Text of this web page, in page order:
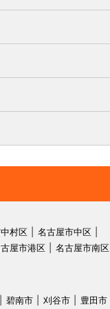
村区
名古屋市中区
屋市港区
名古屋市南区
碧南市 刈谷市 豊田市